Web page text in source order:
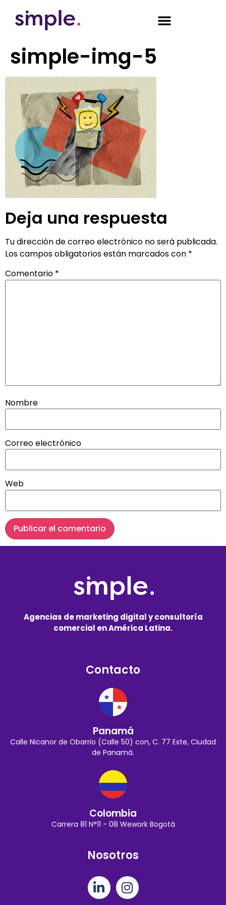
simple-img-5
Deja una respuesta
Tu dirección de correo electrónico no será publicada.
Los campos obligatorios están marcados con *
Comentario *
Nombre
Correo electrónico
Web
Agencias de marketing digital y consultoría
comercial en América Latina.
Contacto
Panamá
Calle Nicanor de Obarrio (Calle 50) con, C. 77 Este, Ciudad
de Panamá.
Colombia
Carrera 81 N°11 - 08 Wework Bogotá
Nosotros